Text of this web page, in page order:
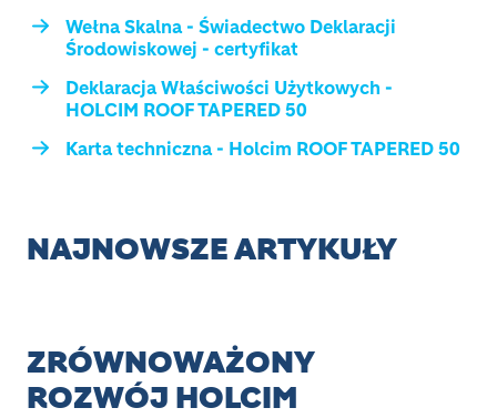
Wełna Skalna - Świadectwo Deklaracji
Środowiskowej - certyfikat
Deklaracja Właściwości Użytkowych -
HOLCIM ROOF TAPERED 50
Karta techniczna - Holcim ROOF TAPERED 50
NAJNOWSZE ARTYKUŁY
ZRÓWNOWAŻONY
ROZWÓJ HOLCIM